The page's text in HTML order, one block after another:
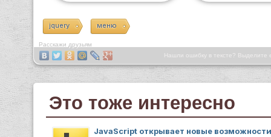
jquery меню
Расскажи друзьям
Нашли ошибку в тексте?
Это тоже интересно
JavaScript открывает новые